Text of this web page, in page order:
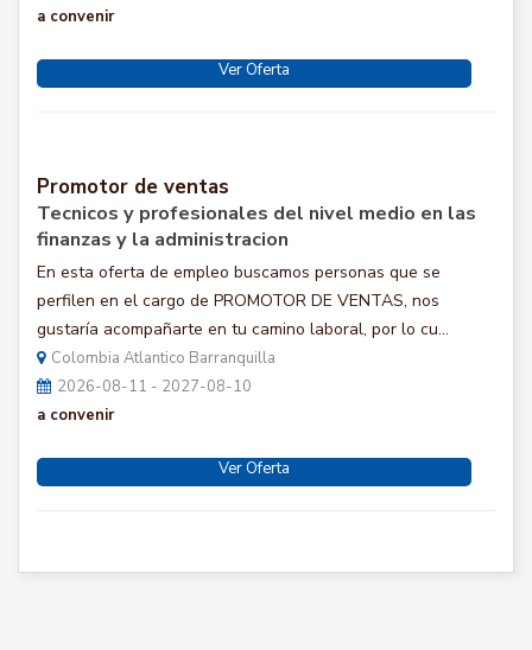
a convenir
Ver Oferta
Promotor de ventas
Tecnicos y profesionales del nivel medio en las
finanzas y la administracion
En esta oferta de empleo buscamos personas que se
perfilen en el cargo de PROMOTOR DE VENTAS, nos
gustaría acompañarte en tu camino laboral, por lo cu...
Colombia Atlantico Barranquilla
2026-08-11 - 2027-08-10
a convenir
Ver Oferta